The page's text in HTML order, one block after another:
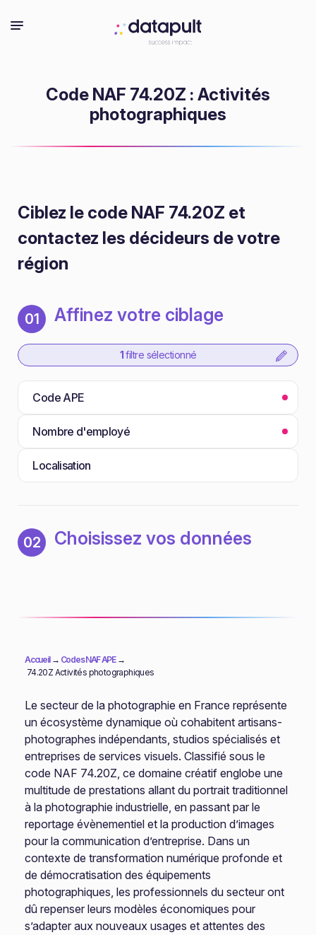
Code NAF 74.20Z : Activités
photographiques
Ciblez le code NAF 74.20Z et
contactez les décideurs de votre
région
01 Affinez votre ciblage
1 filtre sélectionné
Code APE
Nombre d'employé
Localisation
02 Choisissez vos données
Accueil→ Codes NAF APE→
74.20Z Activités photographiques
Le secteur de la photographie en France représente
un écosystème dynamique où cohabitent artisans-
photographes indépendants, studios spécialisés et
entreprises de services visuels. Classifié sous le
code NAF 74.20Z, ce domaine créatif englobe une
multitude de prestations allant du portrait traditionnel
à la photographie industrielle, en passant par le
reportage évènementiel et la production d’images
pour la communication d’entreprise. Dans un
contexte de transformation numérique profonde et
de démocratisation des équipements
photographiques, les professionnels du secteur ont
dû repenser leurs modèles économiques pour
s’adapter aux nouveaux usages et attentes des